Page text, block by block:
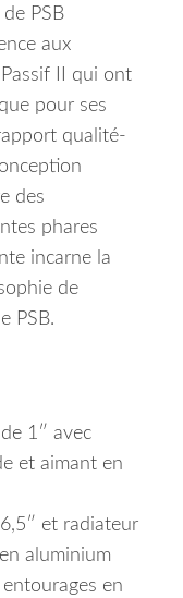
PSB
aux
II qui ont
pour ses
qualité-
des
phares
incarne la
de
PSB.
1″ avec
et aimant en
et radiateur
aluminium
en